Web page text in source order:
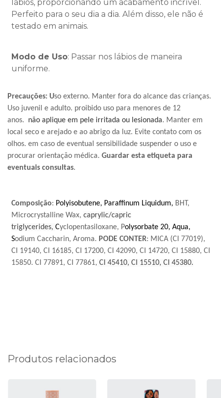
lábios, proporcionando um acabamento incrível.
Perfeito para o seu dia a dia. Além disso, ele não é
testado em animais.
Modo de Uso: Passar nos lábios de maneira
uniforme.
Precauções: Uso externo. Manter fora do alcance das crianças.
Uso juvenil e adulto. proibido uso para menores de 12
anos. não aplique em pele irritada ou lesionada. Manter em
local seco e arejado e ao abrigo da luz. Evite contato com os
olhos. em caso de eventual sensibilidade suspender o uso e
procurar orientação médica. Guardar esta etiqueta para
eventuais consultas.
Composição: Polyisobutene, Paraffinum Liquidum, BHT,
Microcrystalline Wax, caprylic/capric
triglycerides, Cyclopentasiloxane, Polysorbate 20, Aqua,
Sodium Caccharin, Aroma. PODE CONTER: MICA (CI 77019),
CI 19140, CI 16185, CI 17200, CI 42090, CI 14720, CI 15880, CI
15850. CI 77891, CI 77861, CI 45410, CI 15510, CI 45380.
Produtos relacionados